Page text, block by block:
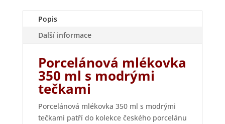
Popis
Další informace
Porcelánová mlékovka
350 ml s modrými
tečkami
Porcelánová mlékovka 350 ml s modrými
tečkami patří do kolekce českého porcelánu